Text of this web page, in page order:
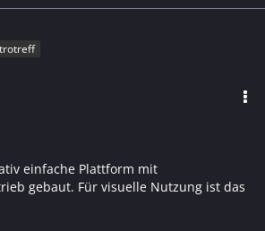
einfache Plattform mit
gebaut. Für visuelle Nutzung ist das